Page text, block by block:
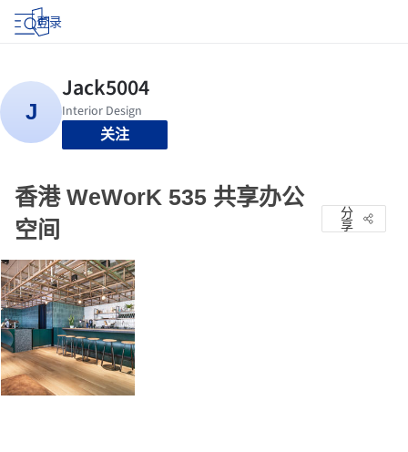
登录
关注
香港 WeWorK 535 共享办公
空间
分
享